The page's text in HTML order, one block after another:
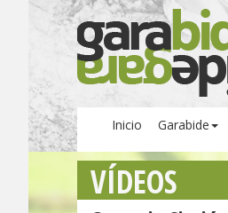
Inicio Garabide
VÍDEOS